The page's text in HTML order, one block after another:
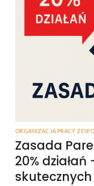
ORGANIZACJA PRACY
Zasada
20% działań